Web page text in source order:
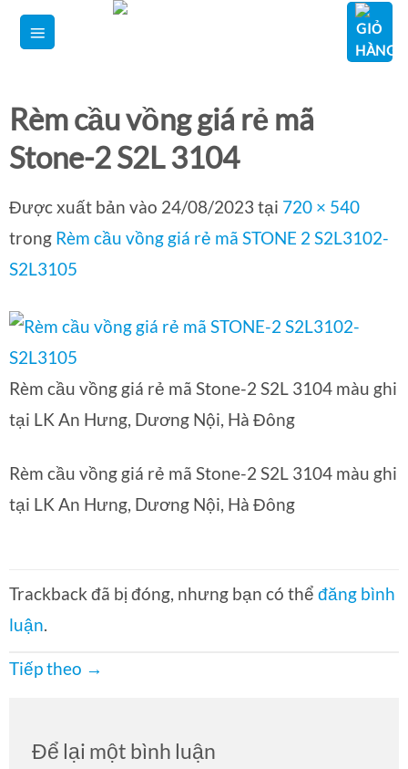
qua
dung
Rèm cầu vồng giá rẻ mã
Stone-2 S2L 3104
Được xuất bản vào 24/08/2023 tại 720 × 540
trong Rèm cầu vồng giá rẻ mã STONE 2 S2L3102-
S2L3105
Rèm cầu vồng giá rẻ mã Stone-2 S2L 3104 màu ghi
tại LK An Hưng, Dương Nội, Hà Đông
Rèm cầu vồng giá rẻ mã Stone-2 S2L 3104 màu ghi
tại LK An Hưng, Dương Nội, Hà Đông
Trackback đã bị đóng, nhưng bạn có thể đăng bình
luận.
Tiếp theo →
Để lại một bình luận